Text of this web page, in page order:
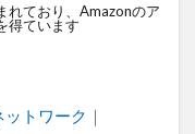
れており、Amazonのア
得ています
トワーク ｜
ルルーター